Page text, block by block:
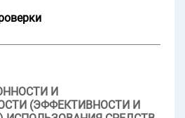
И
(ЭФФЕКТИВНОСТИ И